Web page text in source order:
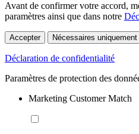
Avant de confirmer votre accord,
paramètres ainsi que dans notre
Accepter Nécessaires uniquement
Déclaration de confidentialité
Paramètres de protection des
Marketing Customer Match